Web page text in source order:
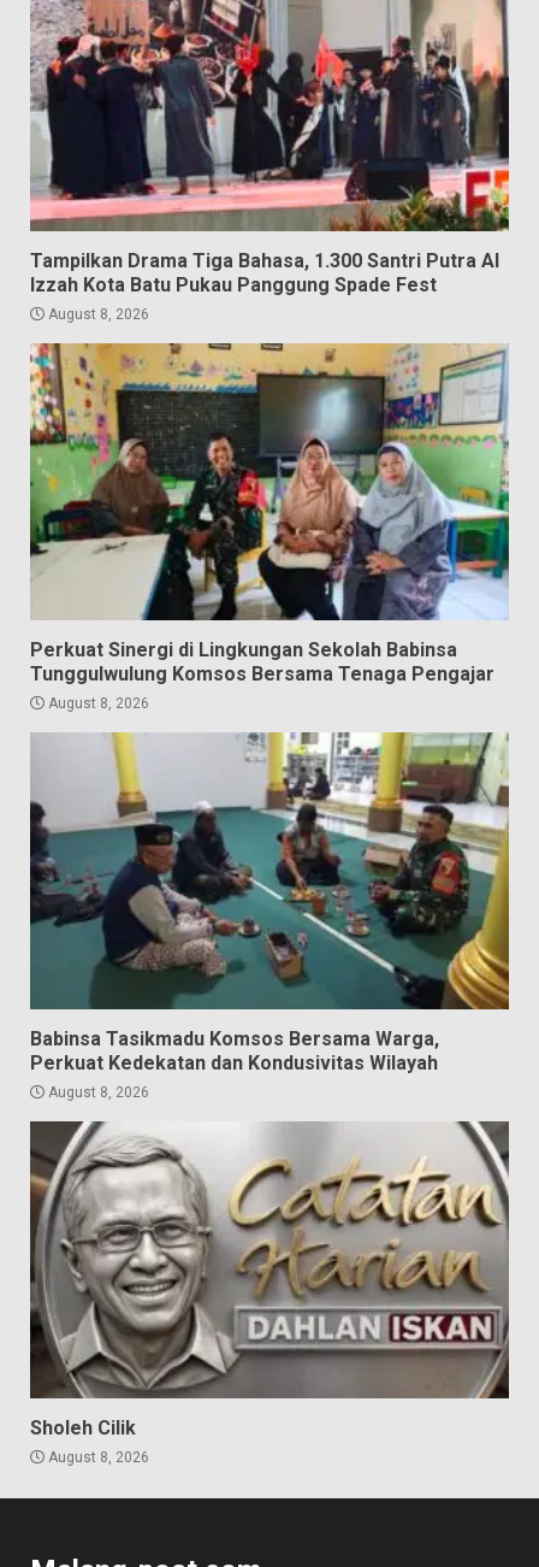
Tampilkan Drama Tiga Bahasa, 1.300 Santri Putra Al
Izzah Kota Batu Pukau Panggung Spade Fest
August 8, 2026
Perkuat Sinergi di Lingkungan Sekolah Babinsa
Tunggulwulung Komsos Bersama Tenaga Pengajar
August 8, 2026
Babinsa Tasikmadu Komsos Bersama Warga,
Perkuat Kedekatan dan Kondusivitas Wilayah
August 8, 2026
Sholeh Cilik
August 8, 2026